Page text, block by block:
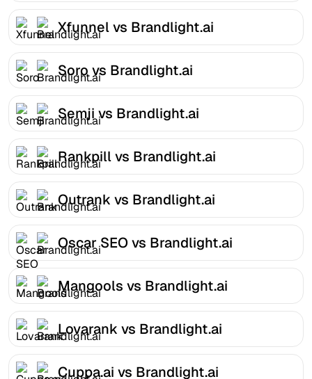
Xfunnel vs Brandlight.ai
Soro vs Brandlight.ai
Semji vs Brandlight.ai
Rankpill vs Brandlight.ai
Outrank vs Brandlight.ai
Oscar SEO vs Brandlight.ai
Mangools vs Brandlight.ai
Lovarank vs Brandlight.ai
Cuppa.ai vs Brandlight.ai